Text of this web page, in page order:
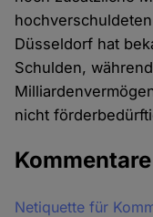
Düsseldorf hat
Schulden,
nicht
Kommentare
Netiquette für